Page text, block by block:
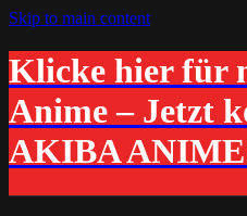
Skip to main content
Klicke hier für
Anime – Jetzt
AKIBA